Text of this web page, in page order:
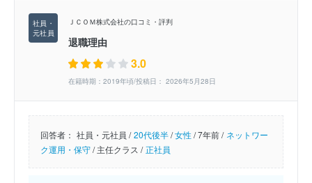
ＪＣＯＭ株式会社の口コミ・評判
退職理由
3.0
在籍時期：2019年頃/投稿日： 2026年5月28日
回答者： 社員・元社員 / 20代後半/女性/7年前 / ネットワー
ク運用・保守/主任クラス / 正社員